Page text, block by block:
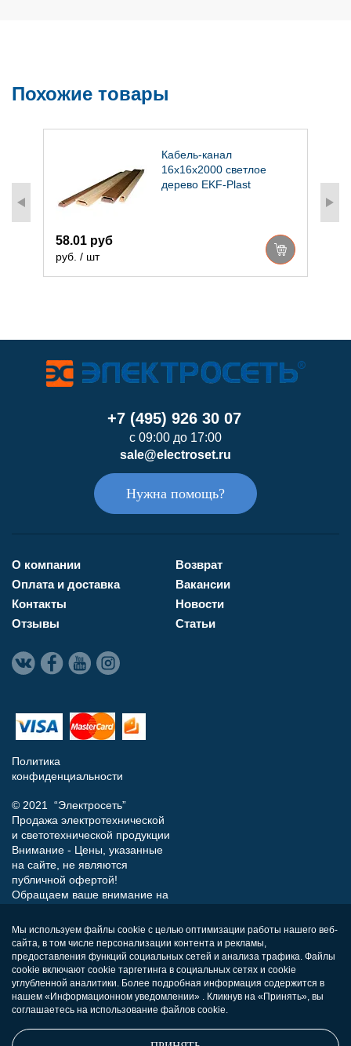
Похожие товары
Кабель-канал
16х16х2000 светлое
дерево EKF-Plast
58.01 руб
руб. / шт
+7 (495) 926 30 07
с 09:00 до 17:00
sale@electroset.ru
Нужна помощь?
О компании
Оплата и доставка
Контакты
Отзывы
Возврат
Вакансии
Новости
Статьи
Политика
конфиденциальности
© 2021 “Электросеть”
Продажа электротехнической
и светотехнической продукции
Внимание - Цены, указанные
на сайте, не являются
публичной офертой!
Обращаем ваше внимание на
носит исключительно
информационный характер и
ни при каких условиях не
является публичной офертой,
определяемой положениями
Статьи 437 (п.2) Гражданского
кодекса РФ.
Мы используем файлы cookie с целью оптимизации работы нашего веб-
сайта, в том числе персонализации контента и рекламы,
предоставления функций социальных сетей и анализа трафика. Файлы
cookie включают cookie таргетинга в социальных сетях и cookie
углубленной аналитики. Более подробная информация содержится в
нашем «Информационном уведомлении» . Кликнув на «Принять», вы
соглашаетесь на использование файлов cookie.